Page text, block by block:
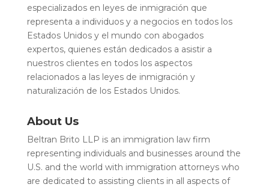
especializados en leyes de inmigración que
representa a individuos y a negocios en todos los
Estados Unidos y el mundo con abogados
expertos, quienes están dedicados a asistir a
nuestros clientes en todos los aspectos
relacionados a las leyes de inmigración y
naturalización de los Estados Unidos.
About Us
Beltran Brito LLP is an immigration law firm
representing individuals and businesses around the
U.S. and the world with immigration attorneys who
are dedicated to assisting clients in all aspects of